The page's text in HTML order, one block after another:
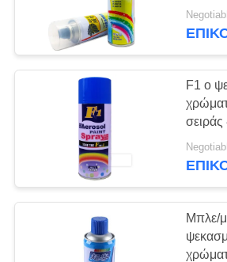
ΑΠΌΣΠΑΣΜΑ
Χρώμα
χρωμίου
Χρώμα
γκράφιτι
F1 ο
σειράς
Μπλε/